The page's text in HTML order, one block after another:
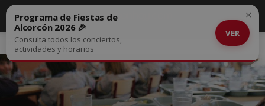
Inicio Noticias
Programa de Fiestas de
Alcorcón 2026 🎉
Consulta todos los conciertos,
actividades y horarios
VER
×